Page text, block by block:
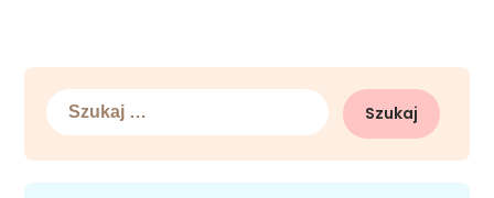
Szukaj: